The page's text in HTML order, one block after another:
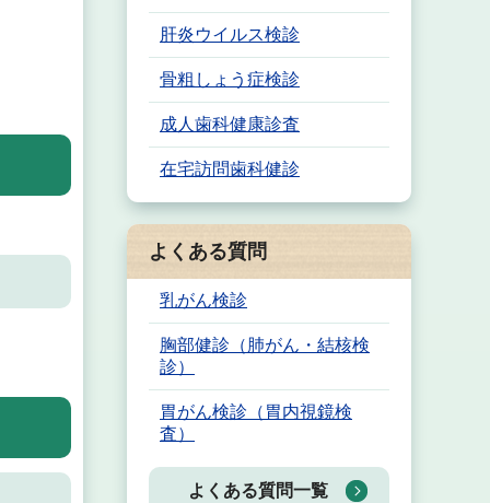
肝炎ウイルス検診
骨粗しょう症検診
成人歯科健康診査
在宅訪問歯科健診
よくある質問
乳がん検診
胸部健診（肺がん・結核検
診）
胃がん検診（胃内視鏡検
査）
よくある質問一覧